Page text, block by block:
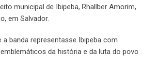
municipal de Ibipeba, Rhallber Amorim,
em Salvador.
banda representasse Ibipeba com
da história e da luta do povo